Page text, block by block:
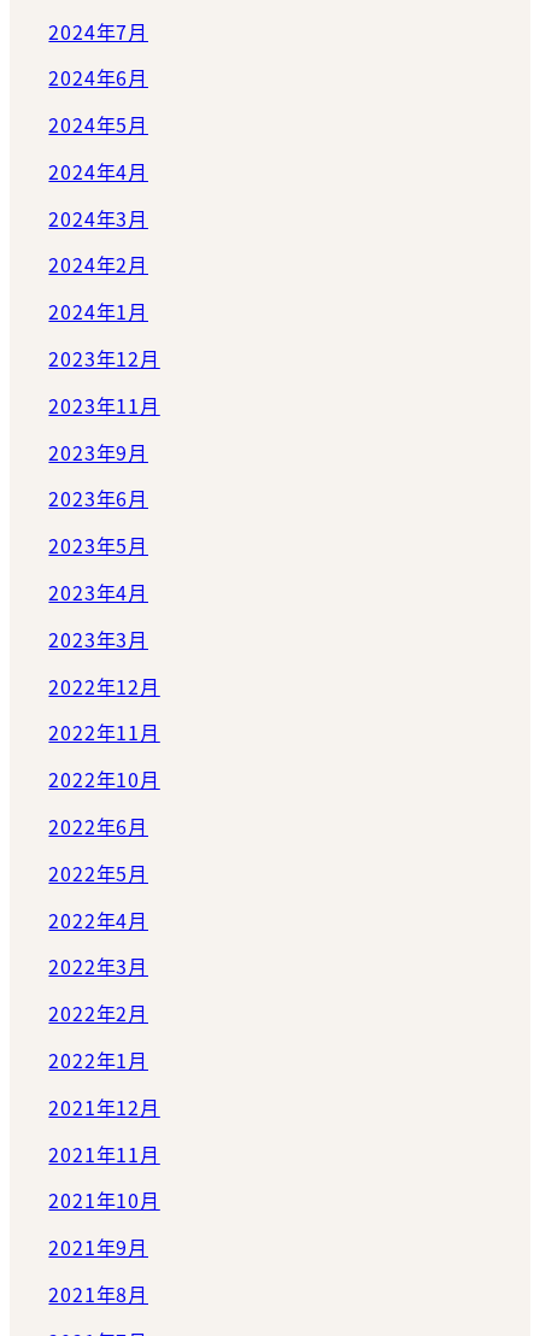
2024年7月
2024年6月
2024年5月
2024年4月
2024年3月
2024年2月
2024年1月
2023年12月
2023年11月
2023年9月
2023年6月
2023年5月
2023年4月
2023年3月
2022年12月
2022年11月
2022年10月
2022年6月
2022年5月
2022年4月
2022年3月
2022年2月
2022年1月
2021年12月
2021年11月
2021年10月
2021年9月
2021年8月